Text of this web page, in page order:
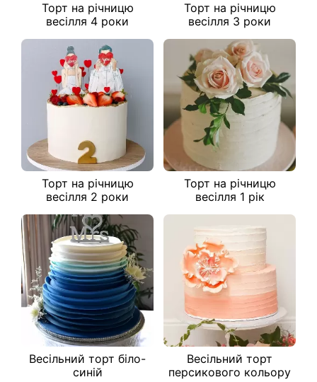
Торт на річницю
весілля 4 роки
Торт на річницю
весілля 3 роки
Торт на річницю
весілля 2 роки
Торт на річницю
весілля 1 рік
Весільний торт біло-
синій
Весільний торт
персикового кольору